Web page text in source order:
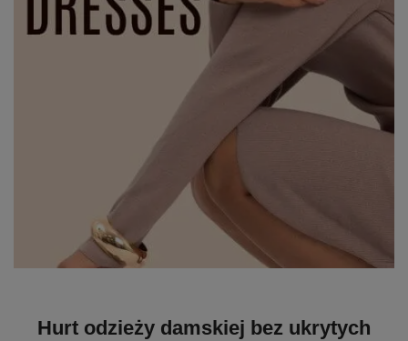
Hurt odzieży damskiej bez ukrytych